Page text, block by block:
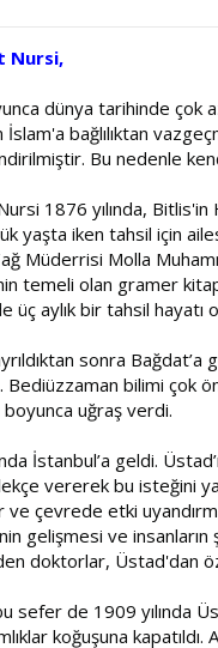
Nursi,
dünya tarihinde
bağlılıktan
Bu nedenle
1876 yılında,
yaşta iken tahsil için
Müderrisi Molla
temeli olan gramer
üç aylık bir tahsil
sonra
Bediüzzaman bilimi çok
boyunca uğraş verdi.
İstanbul’a geldi.
vererek bu isteğini
ve çevrede etki
gelişmesi ve
doktorlar, Üstad'dan
sefer de 1909 yılında
koğuşuna